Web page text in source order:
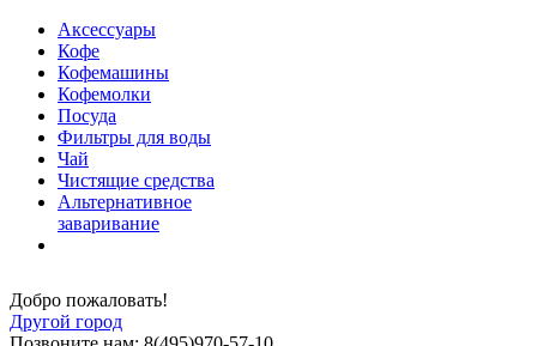
Аксессуары
Кофе
Кофемашины
Кофемолки
Посуда
Фильтры для воды
Чай
Чистящие средства
Альтернативное
заваривание
Добро пожаловать!
Другой город